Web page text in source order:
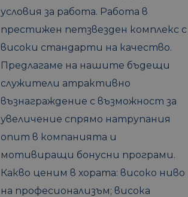
условия за работа. Работа в
престижен петзвезден комплекс с
високи стандарти на качество.
Предлагаме на нашите бъдещи
служители атрактивно
възнаграждение с възможност за
увеличение спрямо натрупания
опит в компанията и
мотивиращи бонусни програми.
Какво ценим в хората: високо ниво
на професионализъм; висока